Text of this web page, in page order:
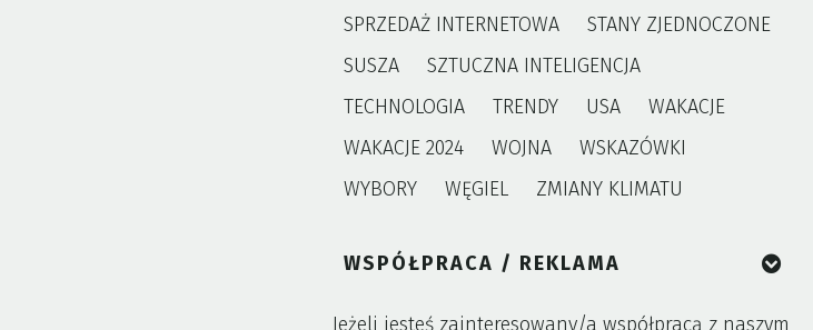
SPRZEDAŻ INTERNETOWA
STANY ZJEDNOCZONE
SUSZA
SZTUCZNA INTELIGENCJA
TECHNOLOGIA
TRENDY USA
WAKACJE
WAKACJE 2024
WOJNA
WSKAZÓWKI
WYBORY
WĘGIEL ZMIANY KLIMATU
WSPÓŁPRACA / REKLAMA
Jeżeli jesteś zainteresowany/a współpracą z naszym